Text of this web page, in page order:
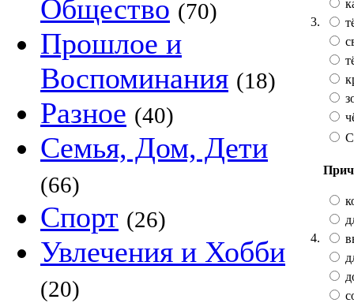
Общество (70)
Прошлое и
Воспоминания (18)
Разное (40)
Семья, Дом, Дети
(66)
Спорт (26)
Увлечения и Хобби
(20)
3.
4.